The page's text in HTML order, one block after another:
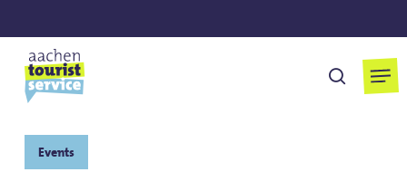
to
main
content
suchen
Events